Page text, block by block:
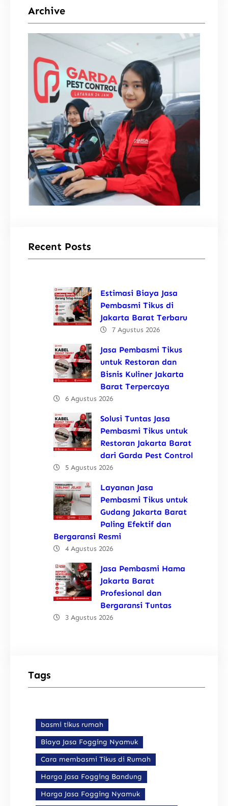
Archive
Recent Posts
Estimasi Biaya Jasa
Pembasmi Tikus di
Jakarta Barat Terbaru
7 Agustus 2026
Jasa Pembasmi Tikus
untuk Restoran dan
Bisnis Kuliner Jakarta
Barat Terpercaya
6 Agustus 2026
Solusi Tuntas Jasa
Pembasmi Tikus untuk
Restoran Jakarta Barat
dari Garda Pest Control
5 Agustus 2026
Layanan Jasa
Pembasmi Tikus untuk
Gudang Jakarta Barat
Paling Efektif dan
Bergaransi Resmi
4 Agustus 2026
Jasa Pembasmi Hama
Jakarta Barat
Profesional dan
Bergaransi Tuntas
3 Agustus 2026
Tags
basmi tikus rumah
Biaya Jasa Fogging Nyamuk
Cara membasmi Tikus di Rumah
Harga Jasa Fogging Bandung
Harga Jasa Fogging Nyamuk